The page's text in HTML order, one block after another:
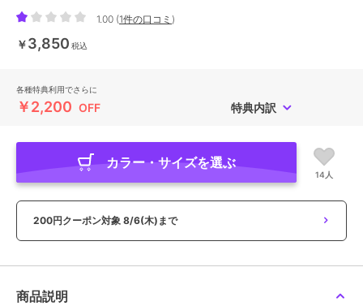
1.00 (1件の口コミ )
￥3,850 税込
各種特典利用でさらに
￥2,200 OFF 特典内訳
カラー・サイズを選ぶ
14人
200円クーポン対象 8/6(木)まで
商品説明